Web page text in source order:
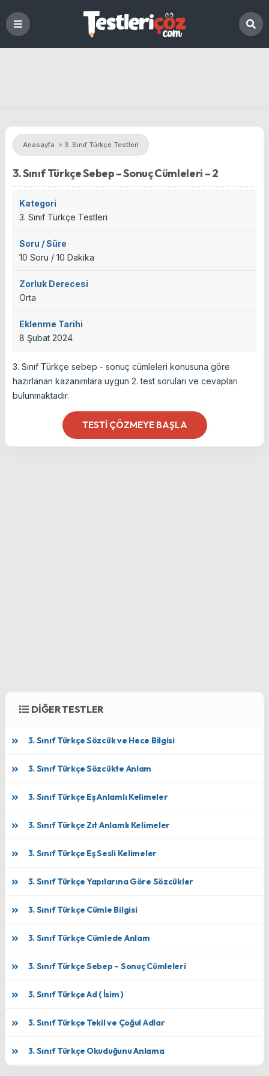
Anasayfa » 3. Sınıf Türkçe Testleri
3. Sınıf Türkçe Sebep – Sonuç Cümleleri – 2
Kategori
3. Sınıf Türkçe Testleri
Soru / Süre
10 Soru / 10 Dakika
Zorluk Derecesi
Orta
Eklenme Tarihi
8 Şubat 2024
3. Sınıf Türkçe sebep - sonuç cümleleri konusuna göre
hazırlanan kazanımlara uygun 2. test soruları ve cevapları
bulunmaktadır.
TESTI ÇÖZMEYE BAŞLA
DİĞER TESTLER
3. Sınıf Türkçe Sözcük ve Hece Bilgisi
3. Sınıf Türkçe Sözcükte Anlam
3. Sınıf Türkçe Eş Anlamlı Kelimeler
3. Sınıf Türkçe Zıt Anlamlı Kelimeler
3. Sınıf Türkçe Eş Sesli Kelimeler
3. Sınıf Türkçe Yapılarına Göre Sözcükler
3. Sınıf Türkçe Cümle Bilgisi
3. Sınıf Türkçe Cümlede Anlam
3. Sınıf Türkçe Sebep – Sonuç Cümleleri
3. Sınıf Türkçe Ad ( İsim )
3. Sınıf Türkçe Tekil ve Çoğul Adlar
3. Sınıf Türkçe Okuduğunu Anlama